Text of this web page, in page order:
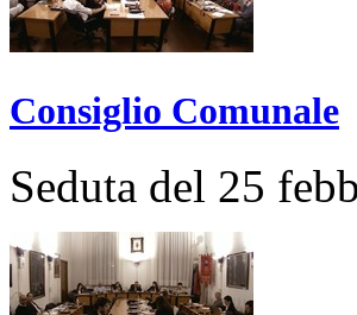
Consiglio Comunale
Seduta del 25